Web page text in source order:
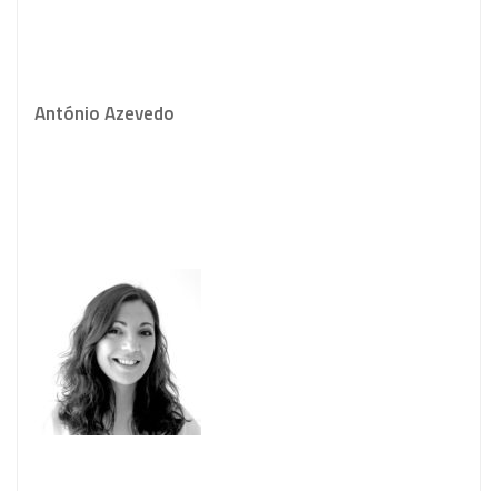
António Azevedo